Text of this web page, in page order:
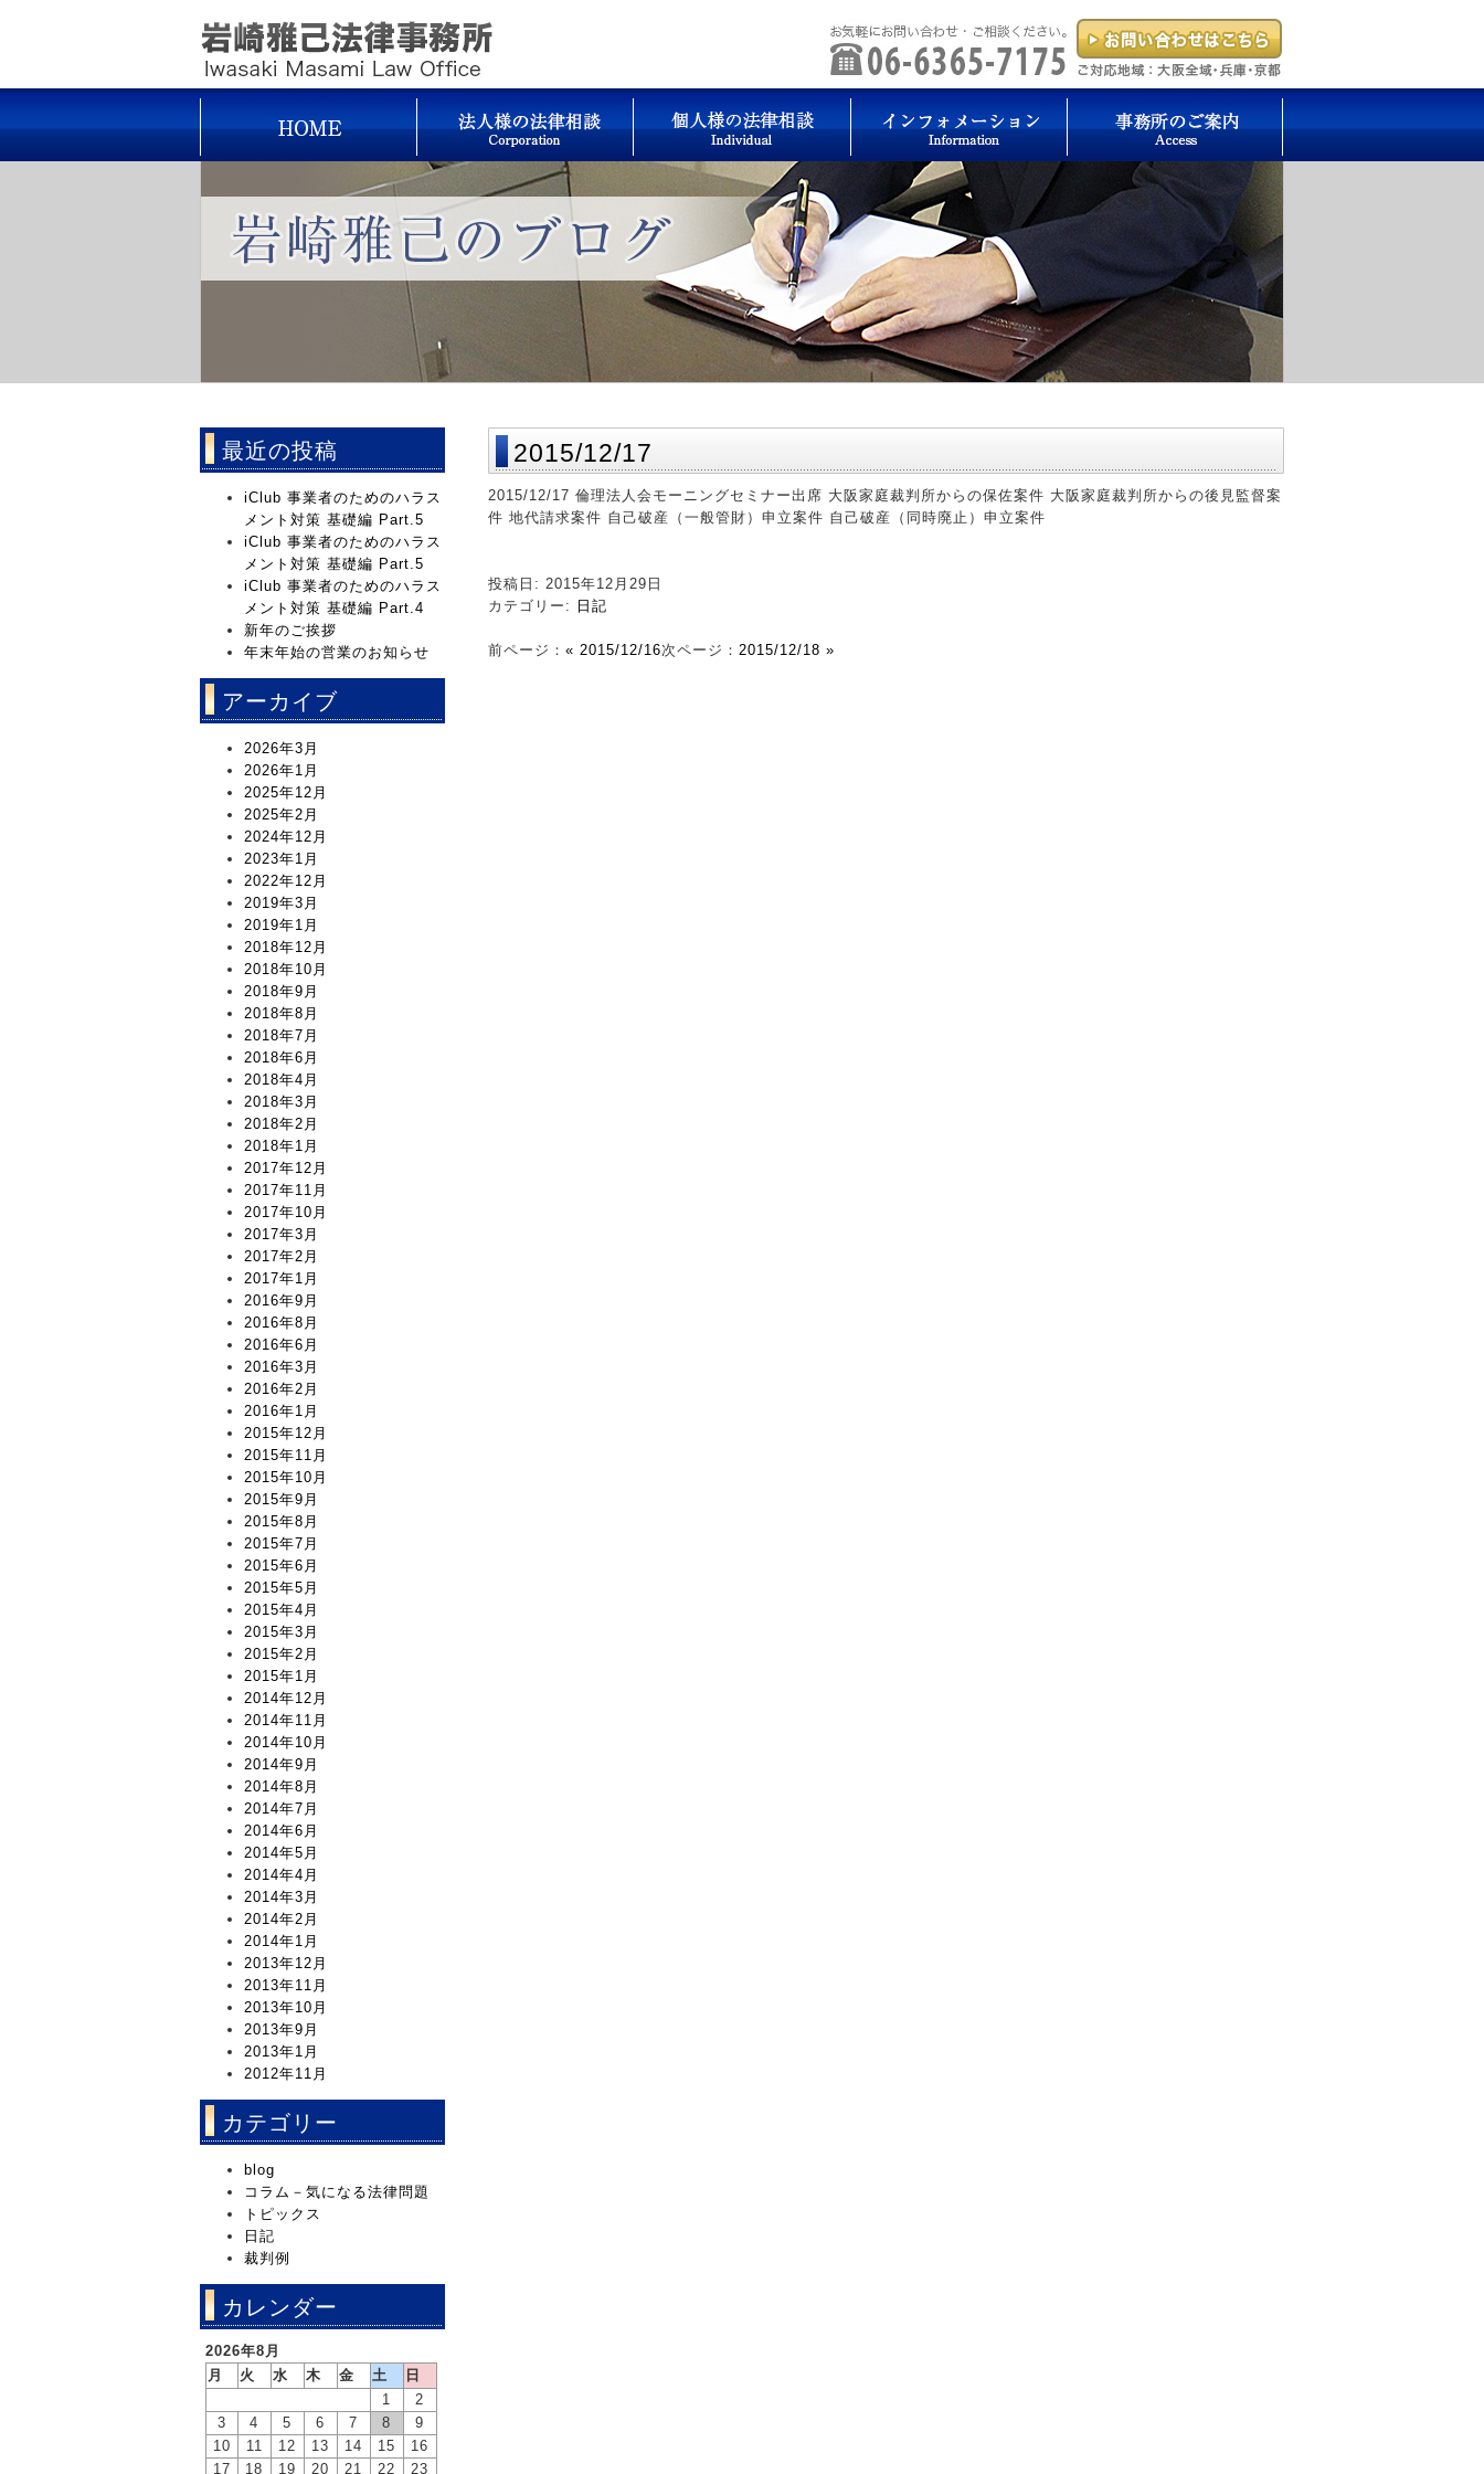
2015/12/17
2015/12/17 倫理法人会モーニングセミナー出席 大阪家庭裁判所からの保佐案件 大阪家庭裁判所からの後見監督案
件 地代請求案件 自己破産（一般管財）申立案件 自己破産（同時廃止）申立案件
投稿日: 2015年12月29日
カテゴリー:
日記
前ページ： « 2015/12/16次ページ： 2015/12/18 »
最近の投稿
iClub 事業者のためのハラス
メント対策 基礎編 Part.5
iClub 事業者のためのハラス
メント対策 基礎編 Part.5
iClub 事業者のためのハラス
メント対策 基礎編 Part.4
新年のご挨拶
年末年始の営業のお知らせ
アーカイブ
2026年3月
2026年1月
2025年12月
2025年2月
2024年12月
2023年1月
2022年12月
2019年3月
2019年1月
2018年12月
2018年10月
2018年9月
2018年8月
2018年7月
2018年6月
2018年4月
2018年3月
2018年2月
2018年1月
2017年12月
2017年11月
2017年10月
2017年3月
2017年2月
2017年1月
2016年9月
2016年8月
2016年6月
2016年3月
2016年2月
2016年1月
2015年12月
2015年11月
2015年10月
2015年9月
2015年8月
2015年7月
2015年6月
2015年5月
2015年4月
2015年3月
2015年2月
2015年1月
2014年12月
2014年11月
2014年10月
2014年9月
2014年8月
2014年7月
2014年6月
2014年5月
2014年4月
2014年3月
2014年2月
2014年1月
2013年12月
2013年11月
2013年10月
2013年9月
2013年1月
2012年11月
カテゴリー
blog
コラム－気になる法律問題
トピックス
日記
裁判例
カレンダー
2026年8月
月
火 水 木 金 土
日
1
2
3
4 5 6 7 8
9
10
11 12 13 14 15
16
17
18 19 20 21 22 23